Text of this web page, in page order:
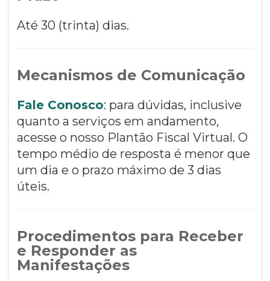
Até 30 (trinta) dias.
Mecanismos de Comunicação
Fale Conosco: para dúvidas, inclusive
quanto a serviços em andamento,
acesse o nosso Plantão Fiscal Virtual. O
tempo médio de resposta é menor que
um dia e o prazo máximo de 3 dias
úteis.
Procedimentos para Receber
e Responder as
Manifestações